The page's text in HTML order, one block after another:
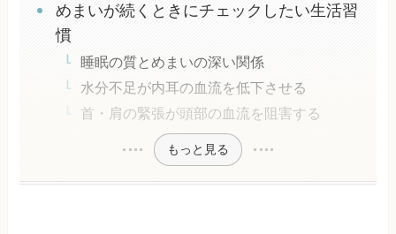
めまいが続くときにチェックしたい生活習
慣
睡眠の質とめまいの深い関係
水分不足が内耳の血流を低下させる
首・肩の緊張が頭部の血流を阻害する
もっと見る